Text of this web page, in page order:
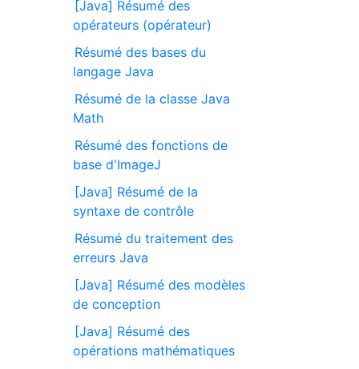
[Java] Résumé des
opérateurs (opérateur)
Résumé des bases du
langage Java
Résumé de la classe Java
Math
Résumé des fonctions de
base d'ImageJ
[Java] Résumé de la
syntaxe de contrôle
Résumé du traitement des
erreurs Java
[Java] Résumé des modèles
de conception
[Java] Résumé des
opérations mathématiques